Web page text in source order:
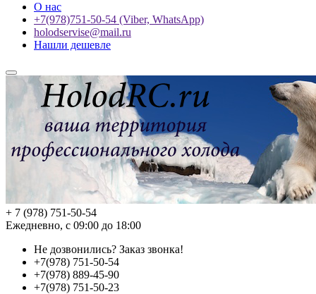
О нас
+7(978)751-50-54 (Viber, WhatsApp)
holodservise@mail.ru
Нашли дешевле
+ 7 (978) 751-50-54
Ежедневно, с 09:00 до 18:00
Не дозвонились? Заказ звонка!
+7(978) 751-50-54
+7(978) 889-45-90
+7(978) 751-50-23